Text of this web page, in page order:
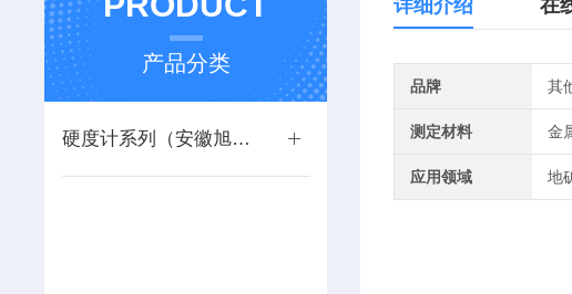
产品分类
硬度计系列（安徽旭泰）
详细介绍 在
品牌 其
测定材料 金
应用领域 地